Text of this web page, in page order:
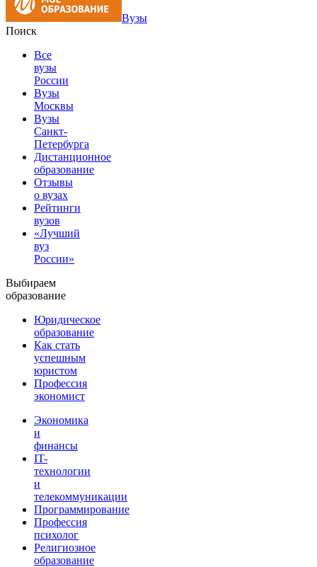
Вузы
Поиск
Все
вузы
России
Вузы
Москвы
Вузы
Санкт-
Петербурга
Дистанционное
образование
Отзывы
о вузах
Рейтинги
вузов
«Лучший
вуз
России»
Выбираем
образование
Юридическое
образование
Как стать
успешным
юристом
Профессия
экономист
Экономика
и
финансы
IT-
технологии
и
телекоммуникации
Программирование
Профессия
психолог
Религиозное
образование